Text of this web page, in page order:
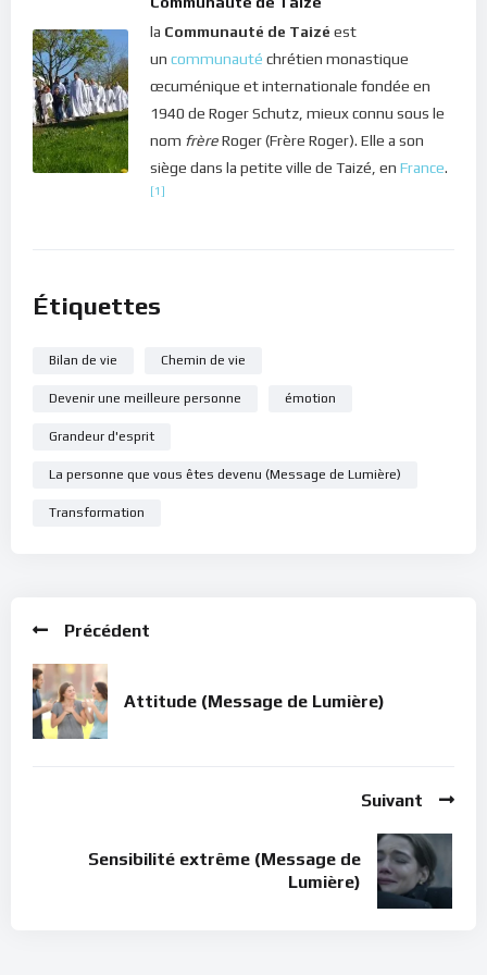
dois être, vers l’être de lumière que tu étais; tu t’élèves vers
ton âme et tu construis l’harmonie intérieure nécessaire pour
faire briller cette lumière dans le monde !
Dans ce silence intérieur, écoute le message de lumière de
ton Maître.
la Communauté de Taizé est
un communauté chrétien monastique
œcuménique et internationale fondée en
1940 de Roger Schutz, mieux connu sous le
nom frèreRoger (Frère Roger). Elle a son
siège dans la petite ville de Taizé, en France.
[1]
Étiquettes
Bilan de vie Chemin de vie
Devenir une meilleure personne émotion
Grandeur d'esprit
La personne que vous êtes devenu (Message de Lumière)
Transformation
Précédent
Attitude (Message de Lumière)
Suivant
Sensibilité extrême (Message de
Lumière)